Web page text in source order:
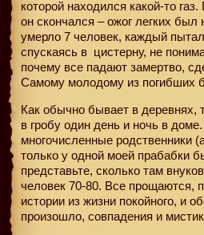
которой находился какой-то
он скончался – ожог легких был
умерло 7 человек, каждый
спускаясь в цистерну, не
почему все падают замертво,
Самому молодому из погибших
Как обычно бывает в деревнях,
в гробу один день и ночь в
многочисленные родственники
только у одной моей прабабки
представьте, сколько там
человек 70-80. Все прощаются,
истории из жизни покойного, и
произошло, совпадения и